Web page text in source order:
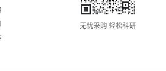
无忧采购 轻松科研